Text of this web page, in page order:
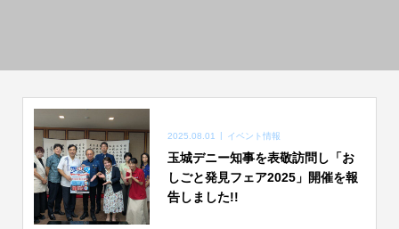
2025.08.01 イベント情報
玉城デニー知事を表敬訪問し「お
しごと発見フェア2025」開催を報
告しました!!